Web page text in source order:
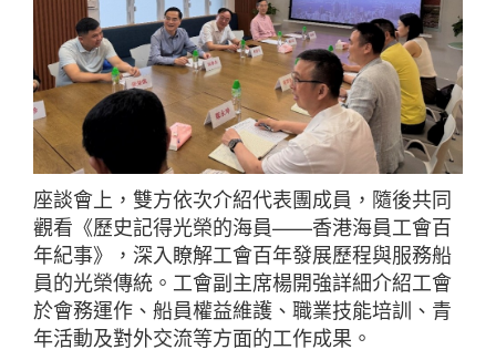
座談會上，雙方依次介紹代表團成員，隨後共同
觀看《歷史記得光榮的海員——香港海員工會百
年紀事》，深入瞭解工會百年發展歷程與服務船
員的光榮傳統。工會副主席楊開強詳細介紹工會
於會務運作、船員權益維護、職業技能培訓、青
年活動及對外交流等方面的工作成果。